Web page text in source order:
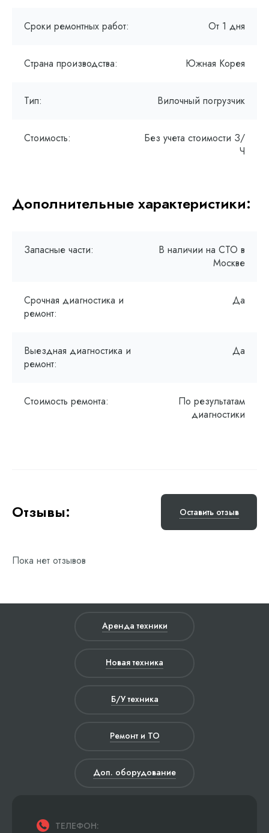
Сроки ремонтных работ: От 1 дня
Страна производства: Южная Корея
Тип: Вилочный погрузчик
Стоимость:
Без учета стоимости З/
Ч
Дополнительные характеристики:
Запасные части:
В наличии на СТО в
Москве
Срочная диагностика и
ремонт:
Да
Выездная диагностика и
ремонт:
Да
Стоимость ремонта:
По результатам
диагностики
Отзывы: Оставить отзыв
Пока нет отзывов
Аренда техники
Новая техника
Б/У техника
Ремонт и ТО
Доп. оборудование
ТЕЛЕФОН: